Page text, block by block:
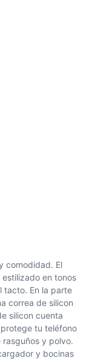
comodidad. El
en tonos
tacto. En la parte
correa de silicon
silicon cuenta
tu teléfono
y polvo.
y bocinas